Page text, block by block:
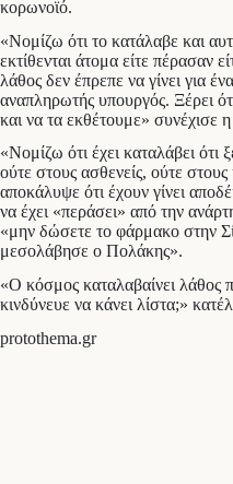
κορωνοϊό.
«Νομίζω ότι το κατάλαβε και
εκτίθενται άτομα είτε πέρασαν
λάθος δεν έπρεπε να γίνει για
αναπληρωτής υπουργός. Ξέρει
και να τα εκθέτουμε» συνέχισε η
«Νομίζω ότι έχει καταλάβει ότι
ούτε στους ασθενείς, ούτε
αποκάλυψε ότι έχουν γίνει
να έχει «περάσει» από την
«μην δώσετε το φάρμακο στην
μεσολάβησε ο Πολάκης».
«Ο κόσμος καταλαβαίνει λάθος
κινδύνευε να κάνει λίστα;»
protothema.gr